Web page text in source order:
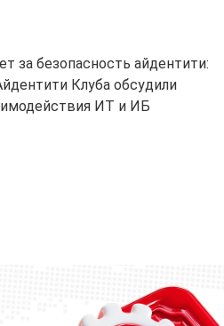
за безопасность айдентити:
Клуба обсудили
ИТ и ИБ